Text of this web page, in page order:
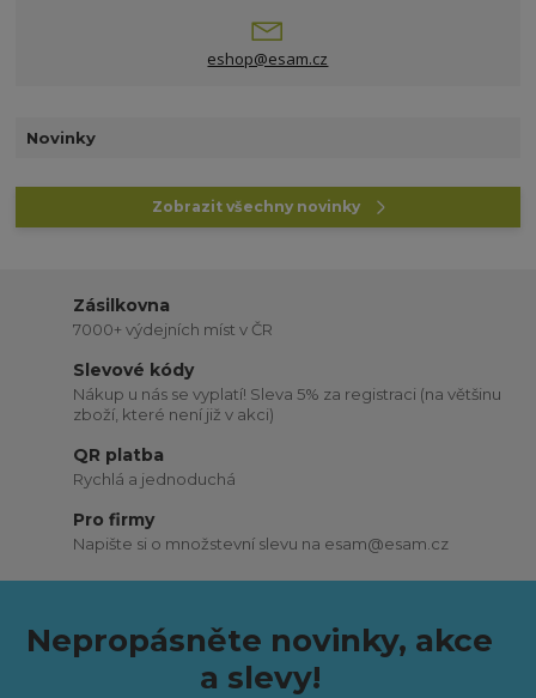
eshop@esam.cz
Novinky
Zobrazit všechny novinky
Zásilkovna
7000+ výdejních míst v ČR
Slevové kódy
Nákup u nás se vyplatí! Sleva 5% za registraci (na většinu
zboží, které není již v akci)
QR platba
Rychlá a jednoduchá
Pro firmy
Napište si o množstevní slevu na esam@esam.cz
Nepropásněte novinky, akce
a slevy!